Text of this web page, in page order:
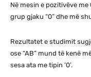
Në mesin e pozitivëve
grup gjaku “0” dhe më
Rezultatet e studimit
ose “AB” mund të kenë
sesa ata me tipin ‘0’.